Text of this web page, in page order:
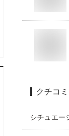
クチコ
シチュエー